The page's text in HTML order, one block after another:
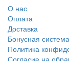
О нас
Оплата
Доставка
Бонусная
Политика
Согласие на